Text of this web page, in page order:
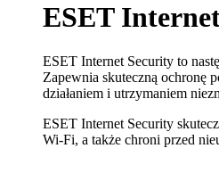
ESET
ESET Internet Security to
Zapewnia skuteczną ochronę
działaniem i utrzymaniem
ESET Internet Security
Wi-Fi, a także chroni przed